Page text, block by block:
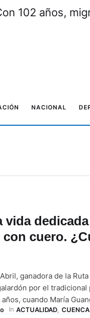
102 años,
NACIONAL
vida
cuero.
ganadora de la
por el tradicional
cuando María
con cuero por las
In ACTUALIDAD, CUENCA